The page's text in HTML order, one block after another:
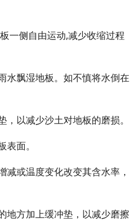
一侧自由运动,减少收缩过程
水飘湿地板。如不慎将水倒在
以减少沙土对地板的磨损。
面。
或温度变化改变其含水率，
地方加上缓冲垫，以减少磨擦